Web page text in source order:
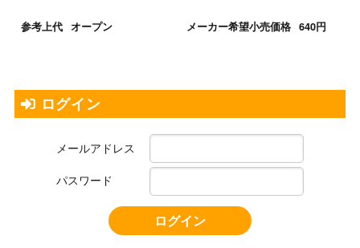
参考上代 オープン メーカー希望小売価格 640円
ログイン
メールアドレス
パスワード
ログイン